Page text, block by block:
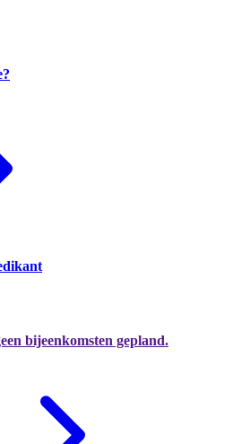
bijeenkomsten gepland.